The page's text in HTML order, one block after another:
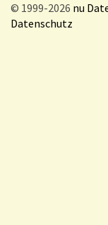
© 1999-2026 nu
Datenschutz